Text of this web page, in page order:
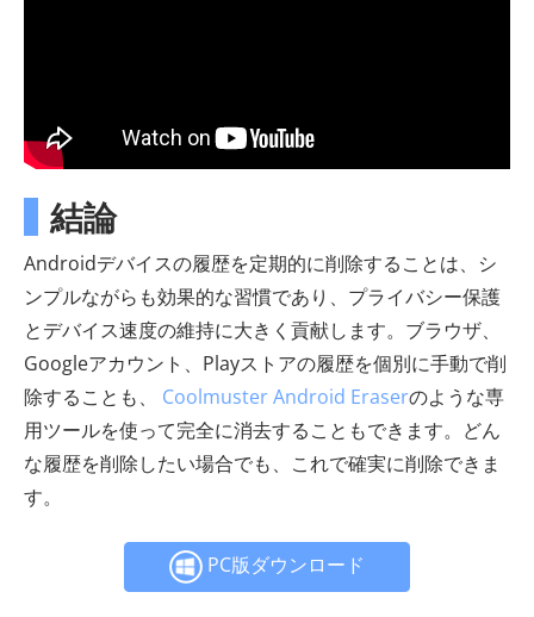
結論
Androidデバイスの履歴を定期的に削除することは、シ
ンプルながらも効果的な習慣であり、プライバシー保護
とデバイス速度の維持に大きく貢献します。ブラウザ、
Googleアカウント、Playストアの履歴を個別に手動で削
除することも、 Coolmuster Android Eraserのような専
用ツールを使って完全に消去することもできます。どん
な履歴を削除したい場合でも、これで確実に削除できま
す。
PC版ダウンロード